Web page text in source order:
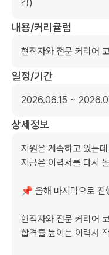
감)
내용/커리큘럼
현직자와 전문 커리어
일정/기간
2026.06.15 ~
상세정보
지원은 계속하고 있는
지금은 이력서를 다시
📌 올해 마지막으로 진
현직자와 전문 커리어
합격률 높이는 이력서